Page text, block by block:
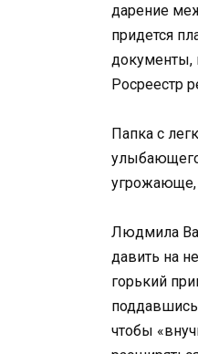
дарение
придется
документы,
Росреестр
Папка с
угрожающе,
Людмила
давить на
горький
чтобы